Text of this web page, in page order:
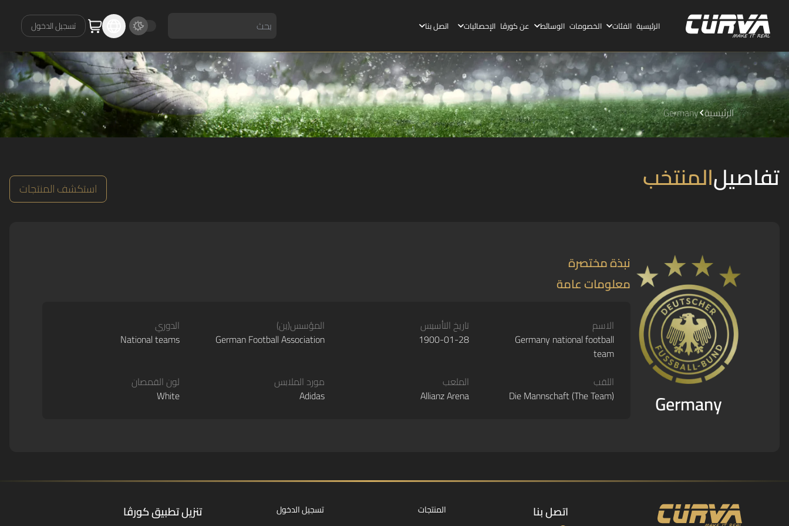
الرئيسية الفئات الخصومات الوسائط عن كورڤا الإحصائيات اتصل بنا تسجيل الدخول
الرئيسية Germany
المنتخبتفاصيل استكشف المنتجات
Germany
نبذة مختصرة
معلومات عامة
الاسم
Germany national football
team
تاريخ التأسيس
1900-01-28
المؤسس(ين)
German Football Association
الدوري
National teams
اللقب
Die Mannschaft (The Team)
الملعب
Allianz Arena
مورد الملابس
Adidas
لون القمصان
White
اتصل بنا المنتجات تسجيل الدخول تنزيل تطبيق كورڤا